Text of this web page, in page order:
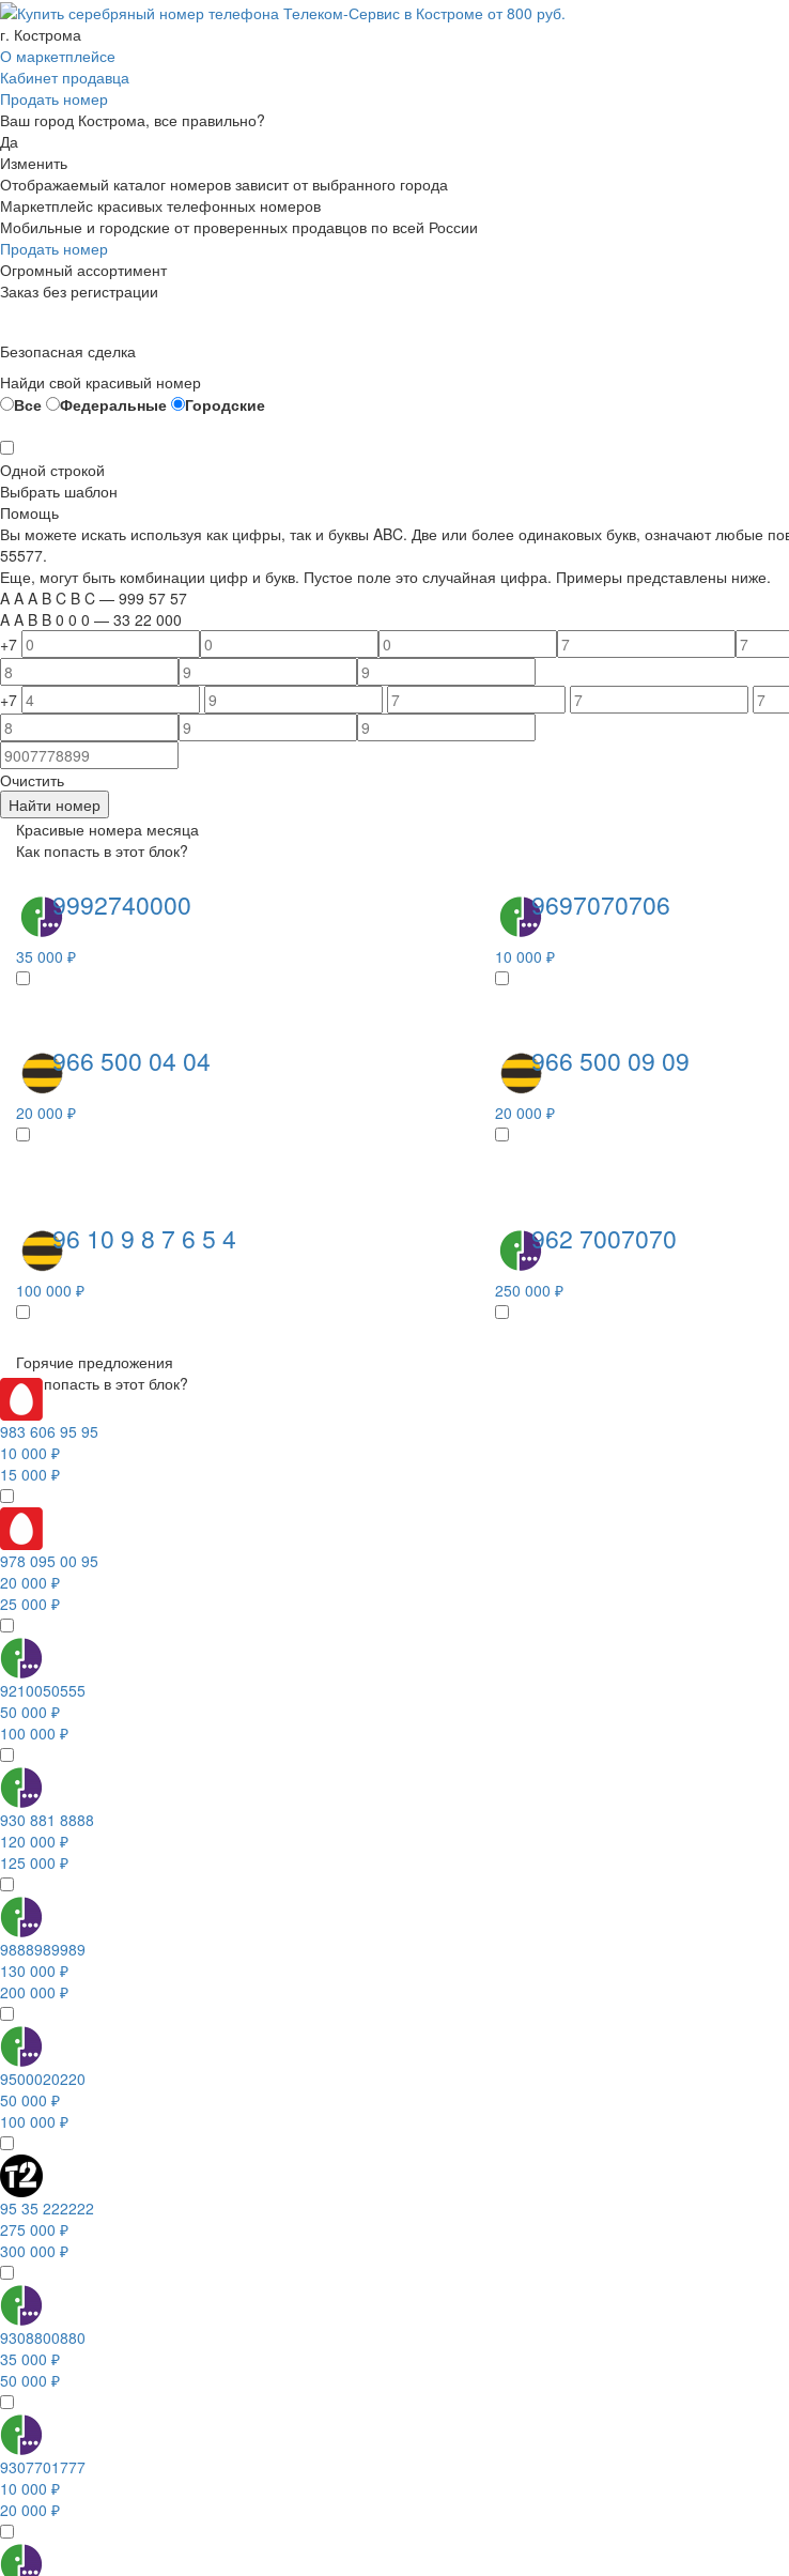
г. Кострома
О маркетплейсе
Кабинет продавца
Продать номер
Ваш город Кострома, все правильно?
Да
Изменить
Отображаемый каталог номеров зависит от выбранного города
Маркетплейс красивых телефонных номеров
Мобильные и городские от проверенных продавцов по всей России
Продать номер
Огромный ассортимент
Заказ без регистрации
Безопасная сделка
Найди свой красивый номер
Все
Федеральные Городские
Одной строкой
Выбрать шаблон
Помощь
Вы можете искать используя как цифры, так и буквы ABC. Две или более одинаковых букв, означают любые
55577.
Еще, могут быть комбинации цифр и букв. Пустое поле это случайная цифра. Примеры представлены ниже.
A A A B C B C — 999 57 57
A A B B 0 0 0 — 33 22 000
+7
+7
Очистить
Найти номер
Красивые номера месяца
Как попасть в этот блок?
9992740000
35 000 ₽
9697070706
10 000 ₽
966 500 04 04
20 000 ₽
966 500 09 09
20 000 ₽
96 10 9 8 7 6 5 4
100 000 ₽
962 7007070
250 000 ₽
Горячие предложения
Как попасть в этот блок?
983 606 95 95
10 000 ₽
15 000 ₽
978 095 00 95
20 000 ₽
25 000 ₽
9210050555
50 000 ₽
100 000 ₽
930 881 8888
120 000 ₽
125 000 ₽
9888989989
130 000 ₽
200 000 ₽
9500020220
50 000 ₽
100 000 ₽
95 35 222222
275 000 ₽
300 000 ₽
9308800880
35 000 ₽
50 000 ₽
9307701777
10 000 ₽
20 000 ₽